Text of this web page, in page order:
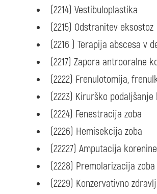
(2214) Vestibuloplastika
(2215) Odstranitev eksostoz
(2216 ) Terapija abscesa v
(2217) Zapora antrooralne
(2222) Frenulotomija,
(2223) Kirurško
(2224) Fenestracija zoba
(2226) Hemisekcija zoba
(22227) Amputacija korenine
(2228) Premolarizacija zoba
(2229) Konzervativno